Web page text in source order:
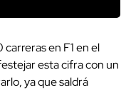
en F1 en el
esta cifra con un
ya que saldrá